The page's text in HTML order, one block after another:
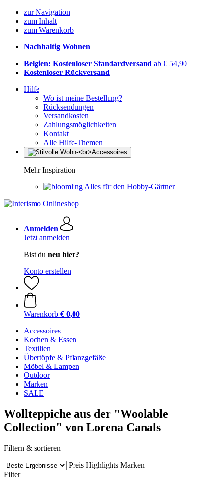
zur Navigation
zum Inhalt
zum Warenkorb
Nachhaltig Wohnen
Belgien: Kostenloser Standardversand ab € 54,90
Kostenloser Rückversand
Hilfe
Wo ist meine Bestellung?
Rücksendungen
Versandkosten
Zahlungsmöglichkeiten
Kontakt
Alle Hilfe-Themen
Mehr Inspiration
Alles für den Hobby-Gärtner
Anmelden
Jetzt anmelden
Bist du neu hier?
Konto erstellen
Warenkorb € 0,00
Accessoires
Kochen & Essen
Textilien
Übertöpfe & Pflanzgefäße
Möbel & Lampen
Outdoor
Marken
SALE
Wollteppiche aus der "Woolable
Collection" von Lorena Canals
Filtern & sortieren
Preis Highlights Marken
Filter